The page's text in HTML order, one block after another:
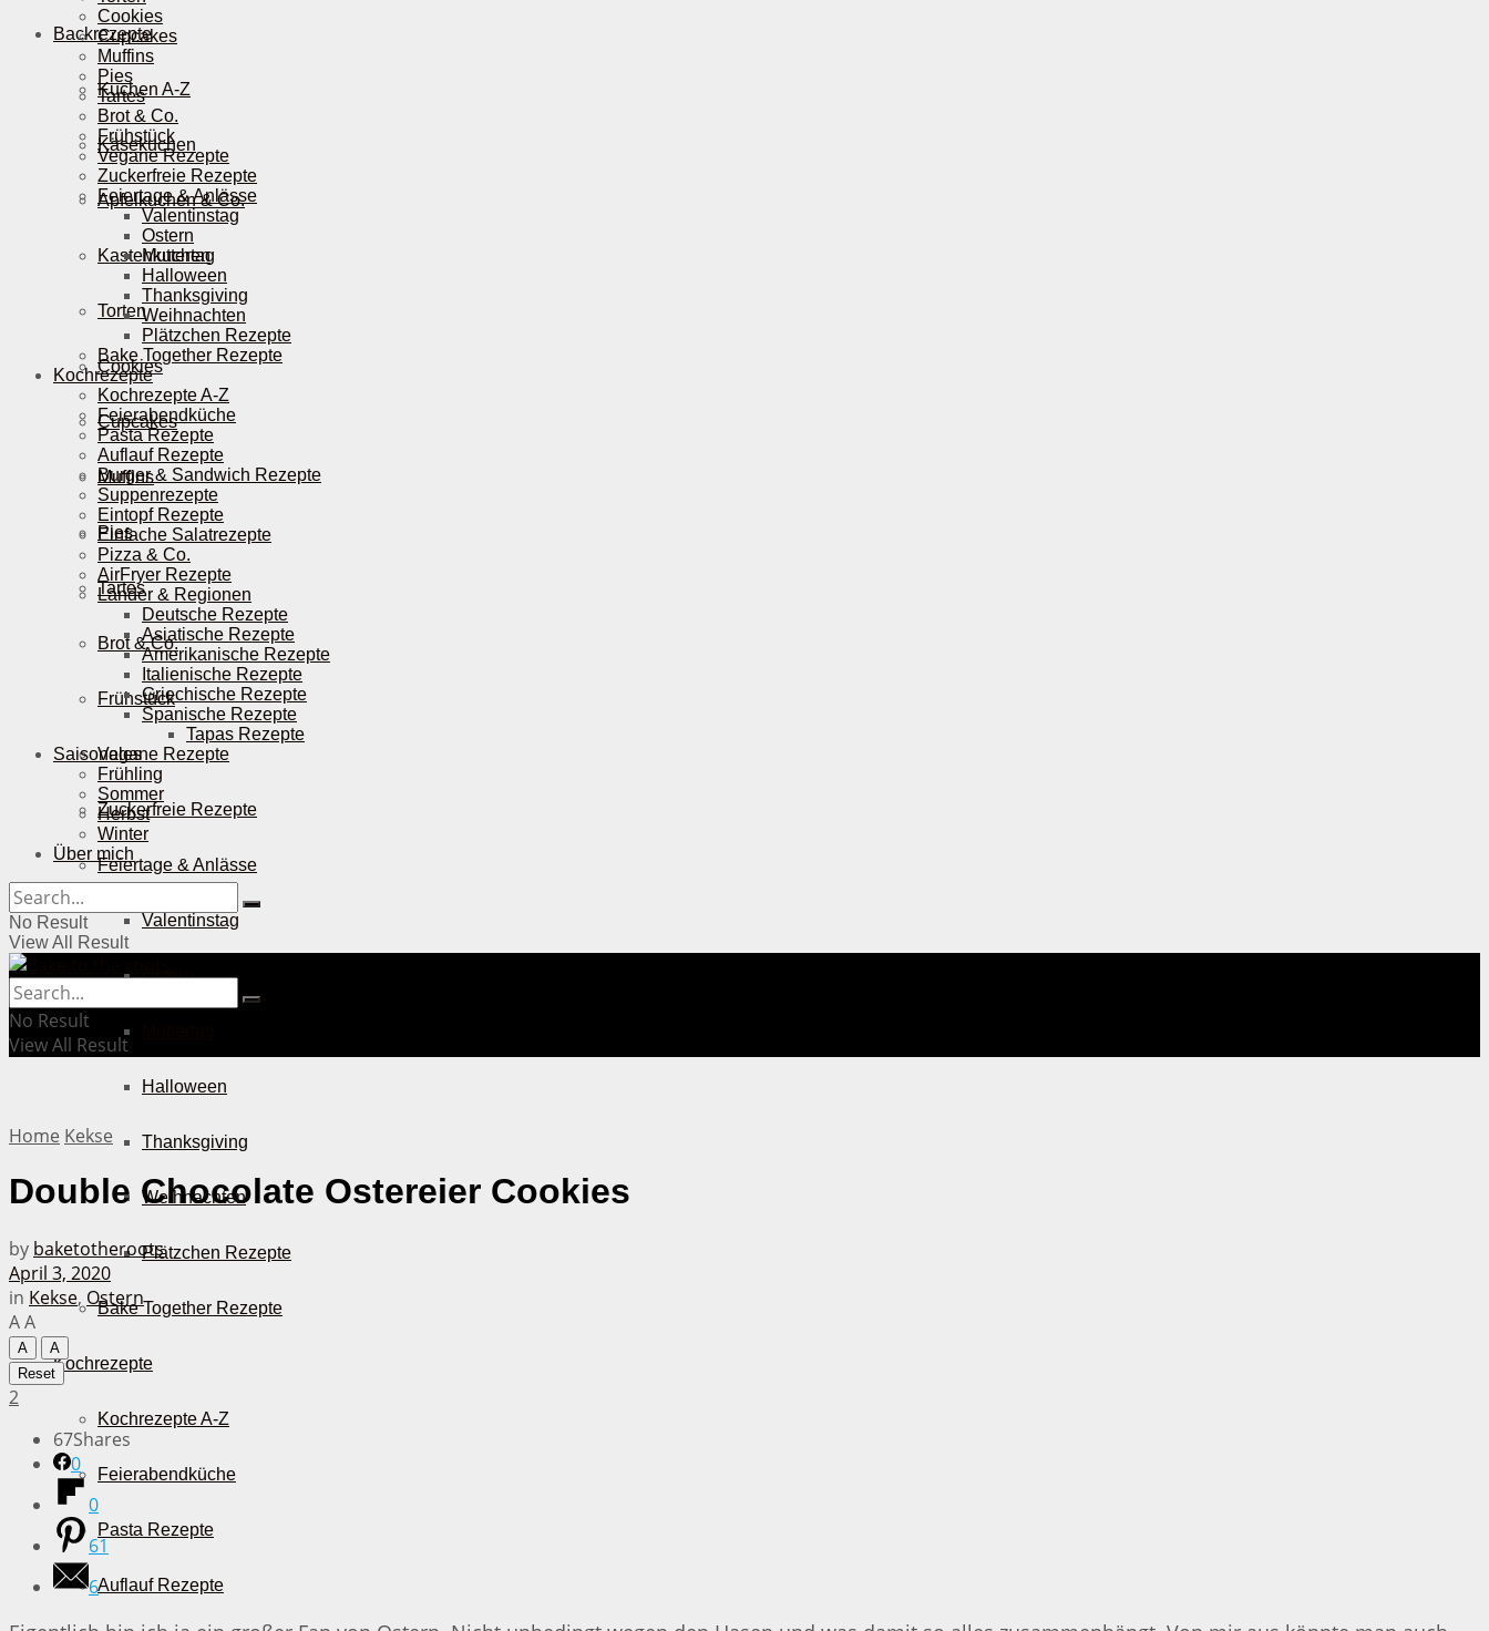
Backrezepte
Kuchen A-Z
Käsekuchen
Apfelkuchen & Co.
Kastenkuchen
Torten
Cookies
Cupcakes
Muffins
Pies
Tartes
Brot & Co.
Frühstück
Vegane Rezepte
Zuckerfreie Rezepte
Feiertage & Anlässe
Valentinstag
Ostern
Halloween
Thanksgiving
Weihnachten
Plätzchen Rezepte
Bake Together Rezepte
Kochrezepte
Kochrezepte A-Z
Feierabendküche
Pasta Rezepte
Auflauf Rezepte
Cookies
Cupcakes
Muffins
Pies
Tartes
Brot & Co.
Frühstück
Vegane Rezepte
Zuckerfreie Rezepte
Feiertage & Anlässe
Valentinstag
Ostern
Muttertag
Halloween
Thanksgiving
Weihnachten
Plätzchen Rezepte
Bake Together Rezepte
Kochrezepte
Kochrezepte A-Z
Feierabendküche
Pasta Rezepte
Auflauf Rezepte
Burger & Sandwich Rezepte
Suppenrezepte
Eintopf Rezepte
Einfache Salatrezepte
Pizza & Co.
AirFryer Rezepte
Länder & Regionen
Deutsche Rezepte
Asiatische Rezepte
Amerikanische Rezepte
Italienische Rezepte
Griechische Rezepte
Spanische Rezepte
Tapas Rezepte
Saisonales
Frühling
Sommer
Herbst
Winter
Über mich
No Result
View All Result
No Result
View All Result
Home Kekse
Double Chocolate Ostereier Cookies
by baketotheroots
April 3, 2020
in Kekse, Ostern
AA
A
A
Reset
2
67Shares
0
0
61
6